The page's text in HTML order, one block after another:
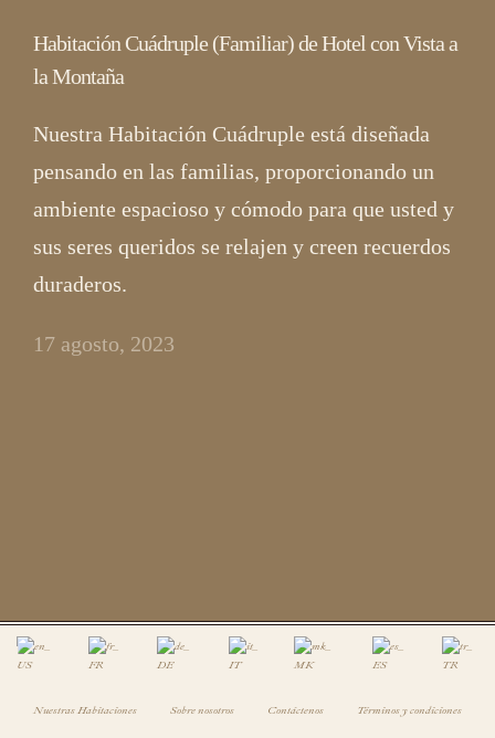
Habitación Cuádruple (Familiar) de Hotel con Vista a
la Montaña
Nuestra Habitación Cuádruple está diseñada
pensando en las familias, proporcionando un
ambiente espacioso y cómodo para que usted y
sus seres queridos se relajen y creen recuerdos
duraderos.
17 agosto, 2023
Nuestras Habitaciones Sobre nosotros Contáctenos Términos y condiciones